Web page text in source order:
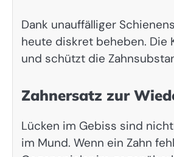
Dank unauffälliger
heute diskret beheben. Die
und schützt die
Zahnersatz zur
Lücken im Gebiss sind
im Mund. Wenn ein Zahn